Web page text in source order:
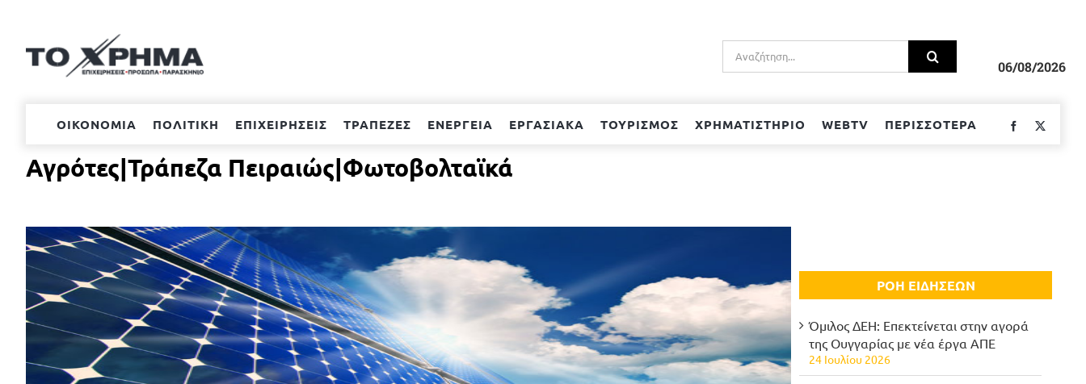
περιεχόμενο
Αναζήτηση
για:
06/08/2026
ΟΙΚΟΝΟΜΙΑ ΠΟΛΙΤΙΚΗ ΕΠΙΧΕΙΡΗΣΕΙΣ ΤΡΑΠΕΖΕΣ ΕΝΕΡΓΕΙΑ ΕΡΓΑΣΙΑΚΑ ΤΟΥΡΙΣΜΟΣ ΧΡΗΜΑΤΙΣΤΗΡΙΟ WEBTV ΠΕΡΙΣΣΟΤΕΡΑ Facebook
Αγρότες|Τράπεζα Πειραιώς|Φωτοβολταϊκά
ΡΟΗ ΕΙΔΗΣΕΩΝ
Όμιλος ΔΕΗ: Επεκτείνεται στην αγορά
της Ουγγαρίας με νέα έργα ΑΠΕ
24 Ιουλίου 2026